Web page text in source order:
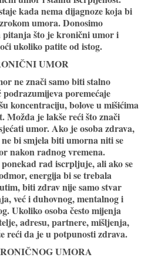
kada nema dijagnoze koja bi
umora. Donosimo
pitanja što je kronični umor i
ukoliko patite od istog.
UMOR
ne znači samo biti stalno
podrazumijeva poremećaje
koncentraciju, bolove u mišićima
Možda je lakše reći što znači
umor. Ako je osoba zdrava,
bi smjela biti umorna niti se
nakon radnog vremena.
rad iscrpljuje, ali ako se
energija bi se trebala
biti zdrav nije samo stvar
već i duhovnog, mentalnog i
Ukoliko osoba često mijenja
adresu, partnere, mišljenja,
reći da je u potpunosti zdrava.
UMORA